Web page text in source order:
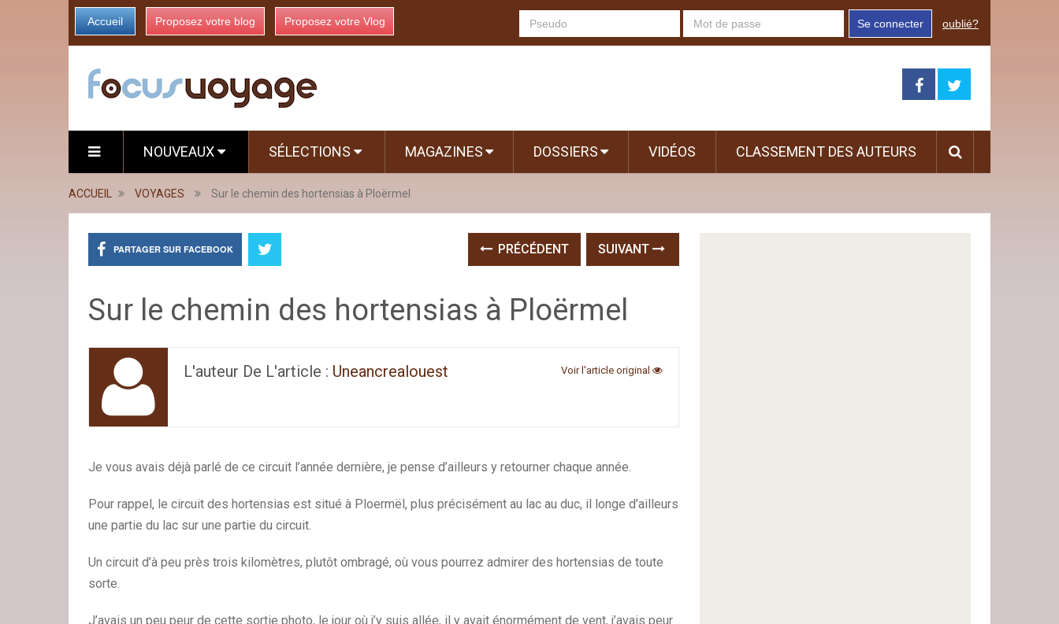
Accueil Proposez votre blog Proposez votre Vlog Se connecter oublié?
NOUVEAUX SÉLECTIONS MAGAZINES DOSSIERS VIDÉOS CLASSEMENT DES AUTEURS
ACCUEIL VOYAGES Sur le chemin des hortensias à Ploërmel
PARTAGER SUR FACEBOOK PRÉCÉDENT SUIVANT
Sur le chemin des hortensias à Ploërmel
L'auteur De L'article : Uneancrealouest Voir l'article original
Je vous avais déjà parlé de ce circuit l’année dernière, je pense d’ailleurs y retourner chaque année.
Pour rappel, le circuit des hortensias est situé à Ploermël, plus précisément au lac au duc, il longe d’ailleurs
une partie du lac sur une partie du circuit.
Un circuit d’à peu près trois kilomètres, plutôt ombragé, où vous pourrez admirer des hortensias de toute
sorte.
J’avais un peu peur de cette sortie photo, le jour où j’y suis allée, il y avait énormément de vent, j’avais peur